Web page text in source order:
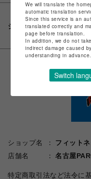
シェアする
ショップ名
フィット
店舗名
名古屋
特定商取引法など法令に
We will translate the
automatic translation
Since this service is an
translated correctly and
page before translation.
In addition, we do not
indirect damage caused
understanding in advance.
Switch